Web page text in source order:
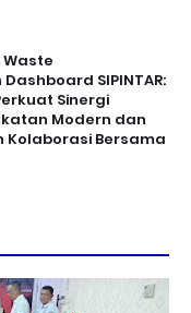
SIPINTAR:
Sinergi
Modern dan
Bersama